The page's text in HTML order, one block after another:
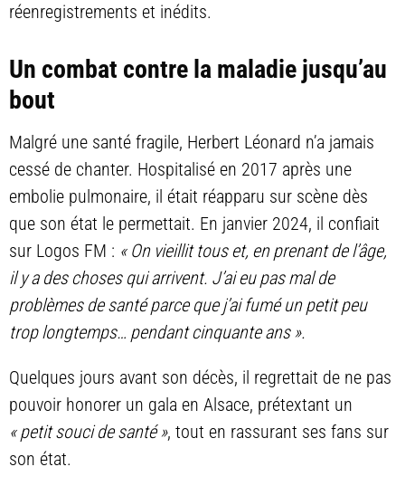
réenregistrements et inédits.
Un combat contre la maladie jusqu’au
bout
Malgré une santé fragile, Herbert Léonard n’a jamais
cessé de chanter. Hospitalisé en 2017 après une
embolie pulmonaire, il était réapparu sur scène dès
que son état le permettait. En janvier 2024, il confiait
sur Logos FM : « On vieillit tous et, en prenant de l’âge,
il y a des choses qui arrivent. J’ai eu pas mal de
problèmes de santé parce que j’ai fumé un petit peu
trop longtemps… pendant cinquante ans ».
Quelques jours avant son décès, il regrettait de ne pas
pouvoir honorer un gala en Alsace, prétextant un
« petit souci de santé », tout en rassurant ses fans sur
son état.